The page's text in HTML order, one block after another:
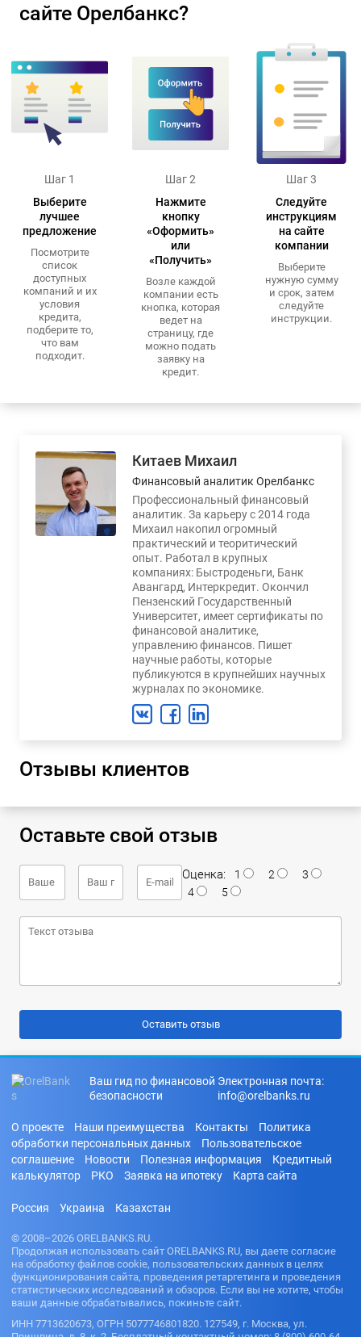
сайте Орелбанкс?
Шаг 1
Выберите
лучшее
предложение
Посмотрите
список
доступных
компаний и их
условия
кредита,
подберите то,
что вам
подходит.
Шаг 2
Нажмите
кнопку
«Оформить»
или
«Получить»
Возле каждой
компании есть
кнопка, которая
ведет на
страницу, где
можно подать
заявку на
кредит.
Шаг 3
Следуйте
инструкциям
на сайте
компании
Выберите
нужную сумму
и срок, затем
следуйте
инструкции.
Китаев Михаил
Финансовый аналитик Орелбанкс
Профессиональный финансовый
аналитик. За карьеру с 2014 года
Михаил накопил огромный
практический и теоритический
опыт. Работал в крупных
компаниях: Быстроденьги, Банк
Авангард, Интеркредит. Окончил
Пензенский Государственный
Университет, имеет сертификаты по
финансовой аналитике,
управлению финансов. Пишет
научные работы, которые
публикуются в крупнейших научных
журналах по экономике.
Отзывы клиентов
Оставьте свой отзыв
Оценка: 1 2
3
4
5
Ваш гид по финансовой
безопасности
Электронная почта:
info@orelbanks.ru
О проекте Наши преимущества Контакты
Политика
обработки персональных данных
Пользовательское
соглашение
Новости Полезная информация
Кредитный
калькулятор
РКО Заявка на ипотеку Карта сайта
Россия Украина Казахстан
© 2008–2026 ORELBANKS.RU.
Продолжая использовать сайт ORELBANKS.RU, вы даете согласие
на обработку файлов cookie, пользовательских данных в целях
функционирования сайта, проведения ретаргетинга и проведения
статистических исследований и обзоров. Если вы не хотите, чтобы
ваши данные обрабатывались, покиньте сайт.
ИНН 7713620673, ОГРН 5077746801820. 127549, г. Москва, ул.